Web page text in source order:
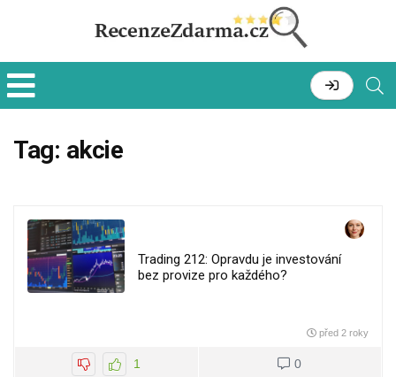
Tag: akcie
Trading 212: Opravdu je investování
bez provize pro každého?
před 2 roky
1 0